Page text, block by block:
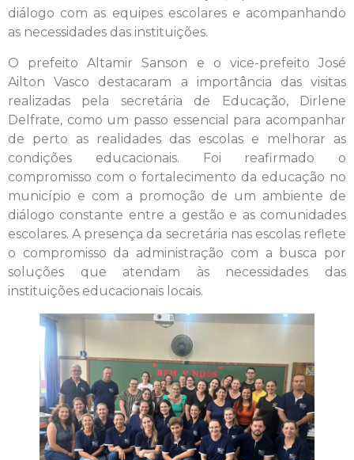
diálogo com as equipes escolares e acompanhando
as necessidades das instituições.
O prefeito Altamir Sanson e o vice-prefeito José
Ailton Vasco destacaram a importância das visitas
realizadas pela secretária de Educação, Dirlene
Delfrate, como um passo essencial para acompanhar
de perto as realidades das escolas e melhorar as
condições educacionais. Foi reafirmado o
compromisso com o fortalecimento da educação no
município e com a promoção de um ambiente de
diálogo constante entre a gestão e as comunidades
escolares. A presença da secretária nas escolas reflete
o compromisso da administração com a busca por
soluções que atendam às necessidades das
instituições educacionais locais.